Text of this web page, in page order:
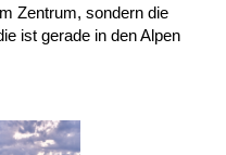
Zentrum, sondern die
ist gerade in den Alpen